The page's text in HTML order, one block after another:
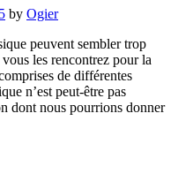
by Ogier
peuvent sembler trop
les rencontrez pour la
de différentes
n’est peut-être pas
dont nous pourrions donner